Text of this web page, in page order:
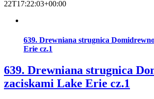
22T17:22:03+00:00
639. Drewniana strugnica
Erie cz.1
639. Drewniana strugnica
zaciskami Lake Erie cz.1